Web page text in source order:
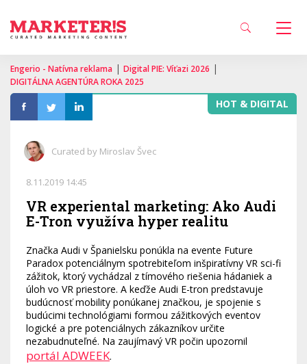
Engerio - Natívna reklama | Digital PIE: Víťazi 2026 |
DIGITÁLNA AGENTÚRA ROKA 2025
HOT & DIGITAL
Curated by Miroslav Švec
8.11.2019 14:45
VR experiental marketing: Ako Audi
E-Tron využíva hyper realitu
Značka Audi v Španielsku ponúkla na evente Future
Paradox potenciálnym spotrebiteľom inšpiratívny VR sci-fi
zážitok, ktorý vychádzal z tímového riešenia hádaniek a
úloh vo VR priestore. A keďže Audi E-tron predstavuje
budúcnosť mobility ponúkanej značkou, je spojenie s
budúcimi technológiami formou zážitkových eventov
logické a pre potenciálnych zákazníkov určite
nezabudnuteľné. Na zaujímavý VR počin upozornil
portál ADWEEK.